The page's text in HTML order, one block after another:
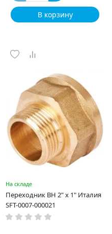
В корзину
На складе
Переходник ВН 2" x 1" Италия
SFT-0007-000021